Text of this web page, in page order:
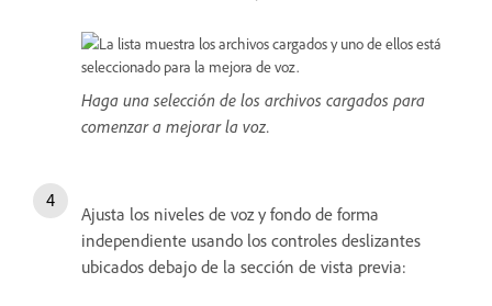
Haga una selección de los archivos cargados para
comenzar a mejorar la voz.
Ajusta los niveles de voz y fondo de forma
independiente usando los controles deslizantes
ubicados debajo de la sección de vista previa: